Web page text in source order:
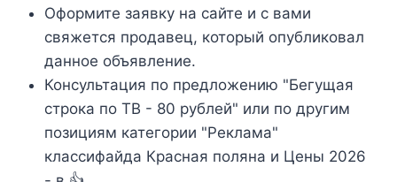
Оформите заявку на сайте и с вами
свяжется продавец, который опубликовал
данное объявление.
Консультация по предложению "Бегущая
строка по ТВ - 80 рублей" или по другим
позициям категории "Реклама"
классифайда Красная поляна и Цены 2026